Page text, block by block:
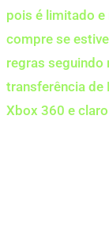
pois é limitado
compre se
regras
transferência de
Xbox 360 e